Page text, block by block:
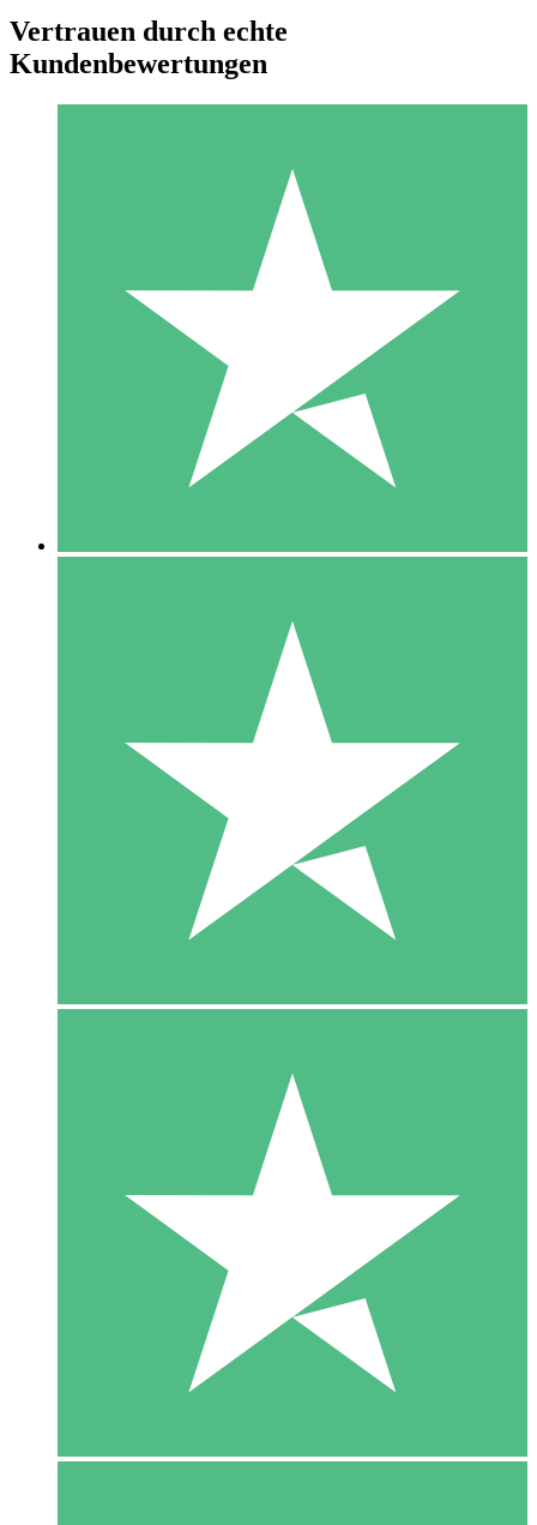
Individuelle Credit-Pakete
Zahlen Sie nach Bedarf mit Download-Credits. Keine
monatliche Verpflichtung erforderlich.
10 00
10 Downloads
20 00
Vertrauen durch echte
Kundenbewertungen